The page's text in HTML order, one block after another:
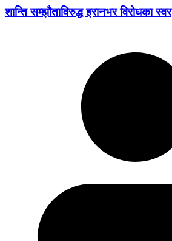
शान्ति सम्झौताविरुद्ध इरानभर विरोधका स्वर